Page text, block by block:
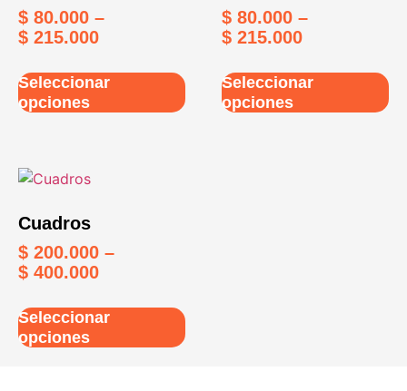
$ 80.000 –
$ 215.000
Seleccionar
opciones
$ 80.000 –
$ 215.000
Seleccionar
opciones
Cuadros
$ 200.000 –
$ 400.000
Seleccionar
opciones